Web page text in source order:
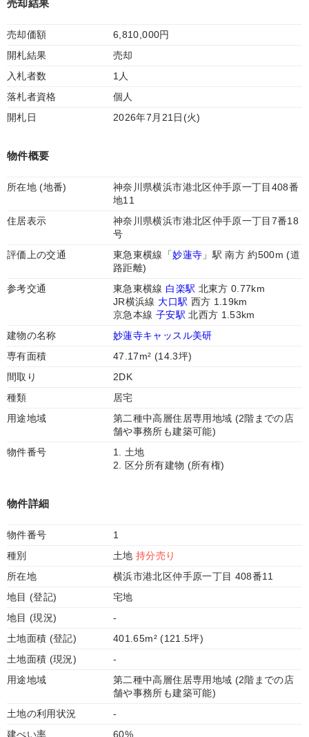
売却結果
売却価額
6,810,000円
開札結果
売却
入札者数
1人
落札者資格
個人
開札日
2026年7月21日(火)
物件概要
所在地 (地番)
神奈川県横浜市港北区仲手原一丁目408番
地11
住居表示
神奈川県横浜市港北区仲手原一丁目7番18
号
評価上の交通
東急東横線「妙蓮寺 」駅 南方 約500m (道
路距離)
参考交通
東急東横線 白楽駅 北東方 0.77km
JR横浜線 大口駅 西方 1.19km
京急本線 子安駅 北西方 1.53km
建物の名称
妙蓮寺キャッスル美研
専有面積
47.17m² (14.3坪)
間取り
2DK
種類
居宅
用途地域
第二種中高層住居専用地域 (2階までの店
舗や事務所も建築可能)
物件番号
1. 土地
2. 区分所有建物 (所有権)
物件詳細
物件番号
1
種別
土地持分売り
所在地
横浜市港北区仲手原一丁目 408番11
地目 (登記)
宅地
地目 (現況)
-
土地面積 (登記)
401.65m² (121.5坪)
土地面積 (現況)
-
用途地域
第二種中高層住居専用地域 (2階までの店
舗や事務所も建築可能)
土地の利用状況
-
建ぺい率
60%